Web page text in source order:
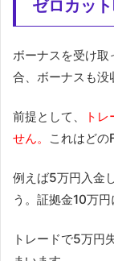
ゼロカッ
ボーナスを受け
合、ボーナスも没
前提として、
ト
せん。
これはどの
例えば5万円入金
う。証拠金10万円
トレードで5万円